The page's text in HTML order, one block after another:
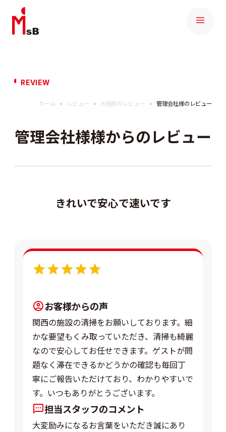
REVIEW
ホーム レビュー 大阪府のレビュー 管理会社様のレビュー
管理会社様様からのレビュー
きれいで安心で速いです
5.0
お客様からの声
関西の施設の清掃をお願いしております。細
かな要望もくみ取っていただき、清掃も綺麗
なので安心してお任せできます。ゲストが問
題なく滞在できるかどうかの確認も毎回丁
寧にご報告いただけており、わかりやすいで
す。いつもありがとうございます。
担当スタッフのコメント
大変励みになるお言葉をいただき誠にあり